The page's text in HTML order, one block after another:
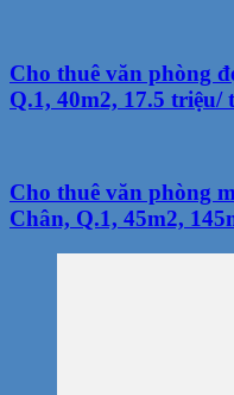
Cho thuê văn phòng
Q.1, 40m2, 17.5 triệu/
Cho thuê văn phòng
Chân, Q.1, 45m2,